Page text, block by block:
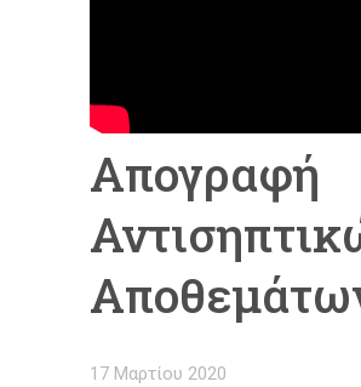
Απογραφή
17 Μαρτίου 2020